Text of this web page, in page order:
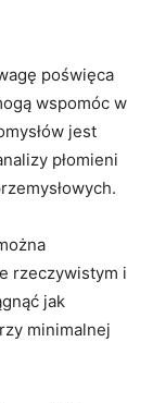
poświęca
wspomóc w
jest
płomieni‍
​rzeczywistym ​i
jak
minimalnej